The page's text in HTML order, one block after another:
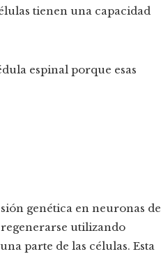
tienen una capacidad
espinal porque esas
genética en neuronas de
regenerarse utilizando
parte de las células. Esta